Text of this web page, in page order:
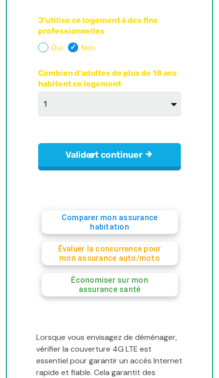
Comparer mon assurance
habitation
Évaluer la concurrence pour
mon assurance auto/moto
Économiser sur mon
assurance santé
Lorsque vous envisagez de déménager,
vérifier la couverture 4G LTE est
essentiel pour garantir un accès Internet
rapide et fiable. Cela garantit des